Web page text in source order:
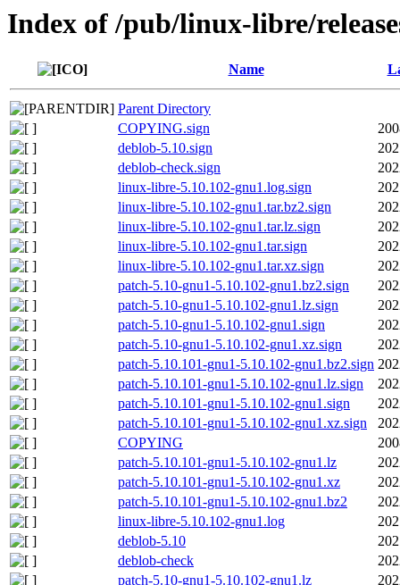
Index of /pub/linux-libre/
Name
Parent Directory
COPYING.sign
deblob-5.10.sign
deblob-check.sign
linux-libre-5.10.102-gnu1.log.sign
linux-libre-5.10.102-gnu1.tar.bz2.sign
linux-libre-5.10.102-gnu1.tar.lz.sign
linux-libre-5.10.102-gnu1.tar.sign
linux-libre-5.10.102-gnu1.tar.xz.sign
patch-5.10-gnu1-5.10.102-gnu1.bz2.sign
patch-5.10-gnu1-5.10.102-gnu1.lz.sign
patch-5.10-gnu1-5.10.102-gnu1.sign
patch-5.10-gnu1-5.10.102-gnu1.xz.sign
patch-5.10.101-gnu1-5.10.102-gnu1.bz2.sign
patch-5.10.101-gnu1-5.10.102-gnu1.lz.sign
patch-5.10.101-gnu1-5.10.102-gnu1.sign
patch-5.10.101-gnu1-5.10.102-gnu1.xz.sign
COPYING
patch-5.10.101-gnu1-5.10.102-gnu1.lz
patch-5.10.101-gnu1-5.10.102-gnu1.xz
patch-5.10.101-gnu1-5.10.102-gnu1.bz2
linux-libre-5.10.102-gnu1.log
deblob-5.10
deblob-check
patch-5.10-gnu1-5.10.102-gnu1.lz